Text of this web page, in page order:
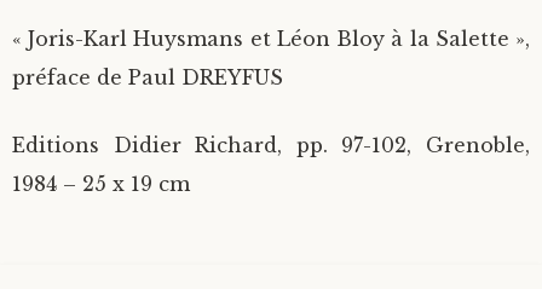
« Joris-Karl Huysmans et Léon Bloy à la Salette »,
préface de Paul DREYFUS
Editions Didier Richard, pp. 97-102, Grenoble,
1984 – 25 x 19 cm